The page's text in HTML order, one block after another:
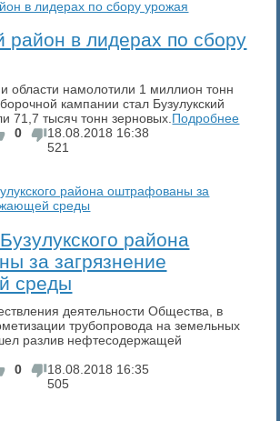
район в лидерах по сбору
области намолотили 1 миллион тонн
кампании стал Бузулукский
71,7 тысяч тонн зерновых.Подробнее
0 18.08.2018 16:38
521
района
за загрязнение
среды
деятельности Общества, в
трубопровода на земельных
разлив нефтесодержащей
0 18.08.2018 16:35
505